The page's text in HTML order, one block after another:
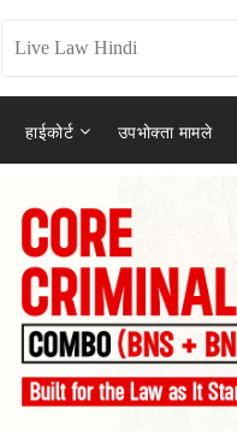
हाईकोर्ट उपभोक्ता मामले